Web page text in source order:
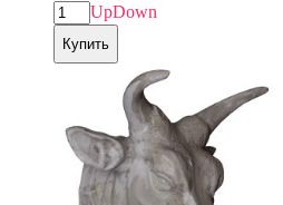
UpDown
Купить